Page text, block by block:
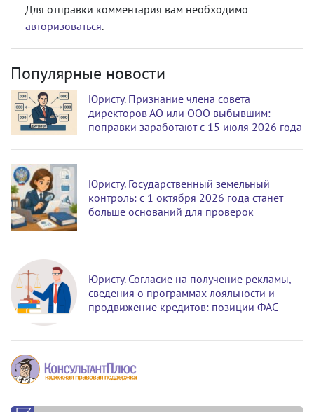
Для отправки комментария вам необходимо
авторизоваться.
Популярные новости
Юристу. Признание члена совета
директоров АО или ООО выбывшим:
поправки заработают с 15 июля 2026 года
Юристу. Государственный земельный
контроль: с 1 октября 2026 года станет
больше оснований для проверок
Юристу. Согласие на получение рекламы,
сведения о программах лояльности и
продвижение кредитов: позиции ФАС